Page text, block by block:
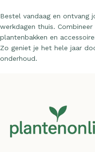
Bestel vandaag en ontvang
werkdagen thuis.
plantenbakken en
Zo geniet je het hele jaar
onderhoud.